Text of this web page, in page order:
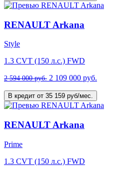
RENAULT Arkana
Style
1.3 CVT (150 л.с.) FWD
2 594 000 руб. 2 109 000 руб.
В кредит от 35 159 руб/мес.
RENAULT Arkana
Prime
1.3 CVT (150 л.с.) FWD